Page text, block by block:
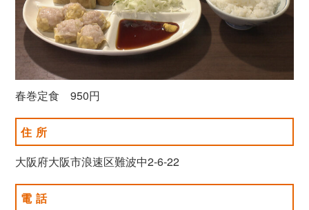
春巻定食 950円
住所
大阪府大阪市浪速区難波中2-6-22
電話